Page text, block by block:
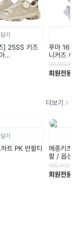
] 25SS 키즈
푸마 16종
니커즈 세
39,000원
회원전용
더보기
트 PK 반팔티
메종키츠
팔 / 옵션
120,000원
회원전용